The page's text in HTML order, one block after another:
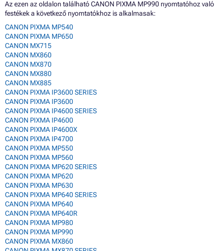
Az ezen az oldalon található CANON PIXMA MP990 nyomtatóhoz való
festékek a következő nyomtatókhoz is alkalmasak:
CANON PIXMA MP540
CANON PIXMA MP650
CANON MX715
CANON MX860
CANON MX870
CANON MX880
CANON MX885
CANON PIXMA IP3600 SERIES
CANON PIXMA IP3600
CANON PIXMA IP4600 SERIES
CANON PIXMA IP4600
CANON PIXMA IP4600X
CANON PIXMA IP4700
CANON PIXMA MP550
CANON PIXMA MP560
CANON PIXMA MP620 SERIES
CANON PIXMA MP620
CANON PIXMA MP630
CANON PIXMA MP640 SERIES
CANON PIXMA MP640
CANON PIXMA MP640R
CANON PIXMA MP980
CANON PIXMA MP990
CANON PIXMA MX860